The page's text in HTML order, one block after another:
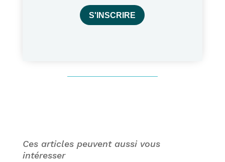
S'INSCRIRE
Ces articles peuvent aussi vous
intéresser